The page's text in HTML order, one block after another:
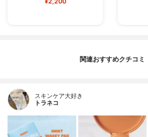
関連おすすめクチコミ
スキンケア大好き
トラネコ